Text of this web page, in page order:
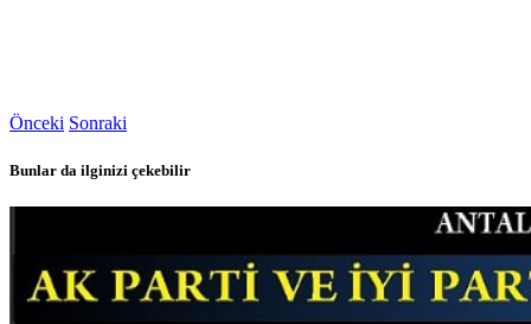
Önceki Sonraki
Bunlar da ilginizi çekebilir